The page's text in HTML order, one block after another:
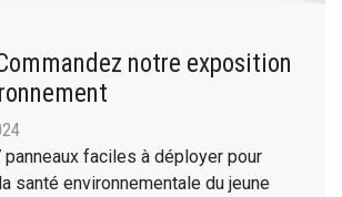
notre exposition
faciles à déployer pour
santé environnementale du jeune